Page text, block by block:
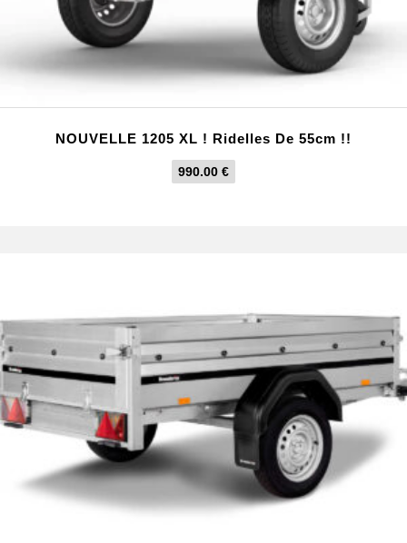
NOUVELLE 1205 XL ! Ridelles De 55cm !!
990.00 €